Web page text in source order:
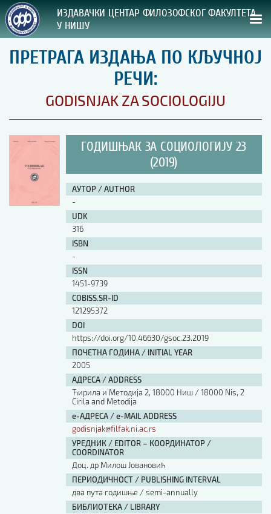
ИЗДАВАЧКИ ЦЕНТАР ФИЛОЗОФСКОГ ФАКУЛТЕТА
У НИШУ
СВА НАША ИЗДАЊА
ВРСТА ИЗДАЊА:
ПРЕГЛЕД
УПУТСТВА
УПУТСТВА
Правилник о издавачкој делатности
Упутство ауторима
Упутство уредницима
Изјава о ауторству
Изјава о лектури
Изјава о коришћењу ауторског дела
Упутство за бирање лиценце
Уговор са аутором
Шаблон прве стране и импресума [B5, ћир]
Шаблон прве стране и импресума [B5, лат]
Шаблон прве стране и импресума [B5, енг]
Етички кодекс
ПРЕТРАГА ИЗДАЊА
Наслов или део наслова
ПРЕТРАГА ИЗДАЊА ПО КЉУЧНОЈ
РЕЧИ:
GODISNJAK ZA SOCIOLOGIJU
ГОДИШЊАК ЗА СОЦИОЛОГИЈУ 23
(2019)
АУТОР / AUTHOR
-
UDK
316
ISBN
-
ISSN
1451-9739
COBISS.SR-ID
121295372
DOI
https://doi.org/10.46630/gsoc.23.2019
ПОЧЕТНА ГОДИНА / INITIAL YEAR
2005
АДРЕСА / ADDRESS
Ћирила и Методија 2, 18000 Ниш / 18000 Nis, 2
Cirila and Metodija
е-АДРЕСА / e-MAIL ADDRESS
godisnjak@filfak.ni.ac.rs
УРЕДНИК / EDITOR – КООРДИНАТОР /
COORDINATOR
Доц. др Mилош Јовановић
ПЕРИОДИЧНОСТ / PUBLISHING INTERVAL
два пута годишње / semi-annually
БИБЛИОТЕКА / LIBRARY